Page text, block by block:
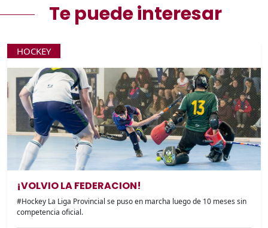
Te puede interesar
HOCKEY
¡VOLVIO LA FEDERACION!
#Hockey La Liga Provincial se puso en marcha luego de 10 meses sin
competencia oficial.